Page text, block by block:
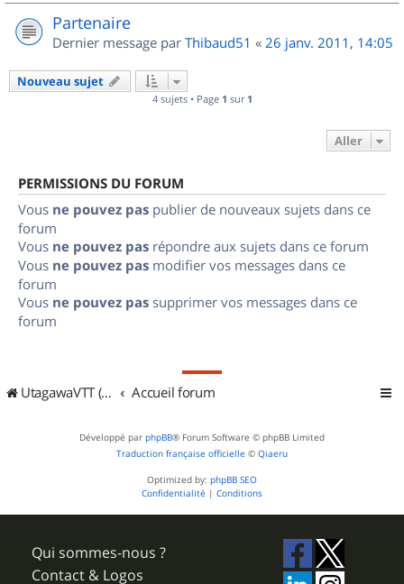
Partenaire
Dernier message par Thibaud51 « 26 janv. 2011, 14:05
Nouveau sujet
4 sujets • Page 1 sur 1
Aller
PERMISSIONS DU FORUM
Vous ne pouvez pas publier de nouveaux sujets dans ce
forum
Vous ne pouvez pas répondre aux sujets dans ce forum
Vous ne pouvez pas modifier vos messages dans ce
forum
Vous ne pouvez pas supprimer vos messages dans ce
forum
UtagawaVTT (Randos VTT et VTTAE avec traces GPS) Accueil forum
Développé par phpBB® Forum Software © phpBB Limited
Traduction française officielle © Qiaeru
Optimized by: phpBB SEO
Confidentialité | Conditions
Qui sommes-nous ?
Contact & Logos